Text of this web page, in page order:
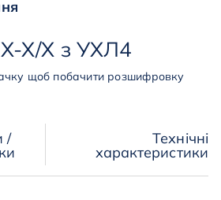
Х-Х/Х з УХЛ4
щоб побачити розшифровку
/ Технічні
характеристики